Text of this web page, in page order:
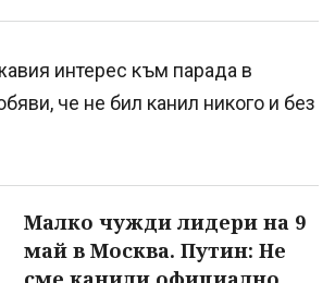
интерес към парада в
че не бил канил никого и без
Малко чужди лидери на 9
май в Москва. Путин: Не